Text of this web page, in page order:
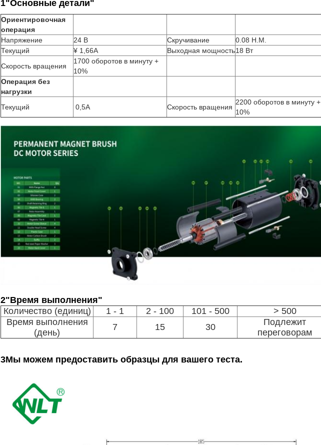
1"Основные детали"
Ориентировочная
операция
Напряжение
24 В Скручивание
0.08 Н.М.
Текущий
¥ 1,66A Выходная мощность18 Вт
Скорость вращения
1700 оборотов в минуту +
10%
Операция без
нагрузки
Текущий
️ 0,5A Скорость вращения
2200 оборотов в минуту +
10%
2"Время выполнения"
Количество (единиц)
1 - 1 2 - 100 101 - 500
> 500
Время выполнения
(день)
7 15 30
Подлежит
переговорам
3Мы можем предоставить образцы для вашего теста.